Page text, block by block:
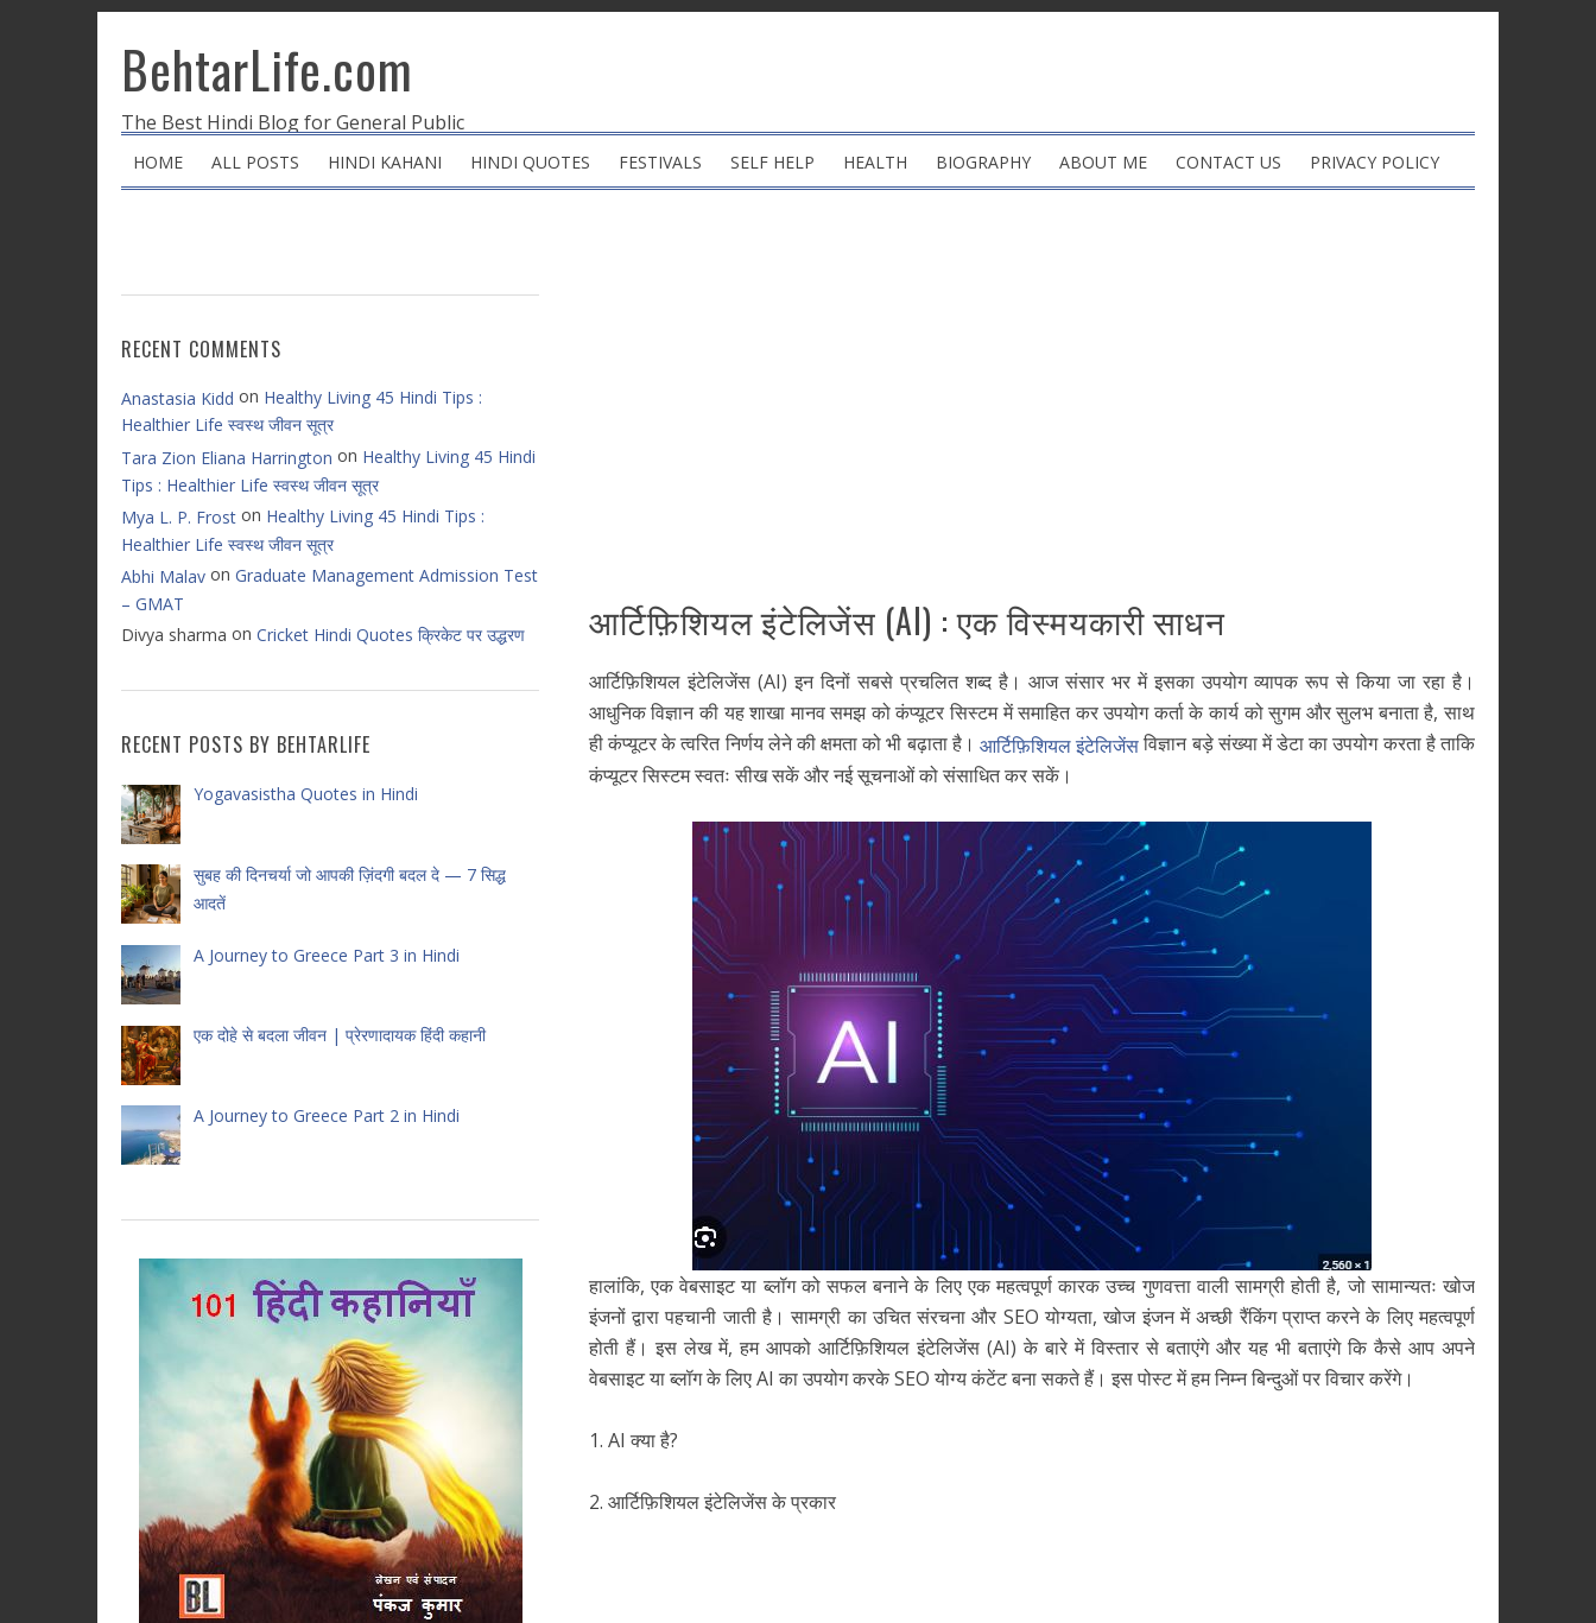
BehtarLife.com
The Best Hindi Blog for General Public
HOME ALL POSTS HINDI KAHANI HINDI QUOTES FESTIVALS SELF HELP HEALTH BIOGRAPHY ABOUT ME CONTACT US PRIVACY POLICY
आर्टिफ़िशियल इंटेलिजेंस (AI) : एक विस्मयकारी साधन
आर्टिफ़िशियल इंटेलिजेंस (AI) इन दिनों सबसे प्रचलित शब्द है। आज संसार भर में इसका उपयोग व्यापक रूप से किया जा रहा है।
आधुनिक विज्ञान की यह शाखा मानव समझ को कंप्यूटर सिस्टम में समाहित कर उपयोग कर्ता के कार्य को सुगम और सुलभ बनाता है, साथ
ही कंप्यूटर के त्वरित निर्णय लेने की क्षमता को भी बढ़ाता है।आर्टिफ़िशियल इंटेलिजेंसविज्ञान बड़े संख्या में डेटा का उपयोग करता है ताकि
कंप्यूटर सिस्टम स्वतः सीख सकें और नई सूचनाओं को संसाधित कर सकें।
हालांकि, एक वेबसाइट या ब्लॉग को सफल बनाने के लिए एक महत्वपूर्ण कारक उच्च गुणवत्ता वाली सामग्री होती है, जो सामान्यतः खोज
इंजनों द्वारा पहचानी जाती है। सामग्री का उचित संरचना और SEO योग्यता, खोज इंजन में अच्छी रैंकिंग प्राप्त करने के लिए महत्वपूर्ण
होती हैं। इस लेख में, हम आपको आर्टिफ़िशियल इंटेलिजेंस (AI) के बारे में विस्तार से बताएंगे और यह भी बताएंगे कि कैसे आप अपने
वेबसाइट या ब्लॉग के लिए AI का उपयोग करके SEO योग्य कंटेंट बना सकते हैं। इस पोस्ट में हम निम्न बिन्दुओं पर विचार करेंगे।
1. AI क्या है?
2. आर्टिफ़िशियल इंटेलिजेंस के प्रकार
RECENT COMMENTS
Anastasia Kidd on Healthy Living 45 Hindi Tips :
Healthier Life स्वस्थ जीवन सूत्र
Tara Zion Eliana Harrington on Healthy Living 45 Hindi
Tips : Healthier Life स्वस्थ जीवन सूत्र
Mya L. P. Frost on Healthy Living 45 Hindi Tips :
Healthier Life स्वस्थ जीवन सूत्र
Abhi Malav on Graduate Management Admission Test
– GMAT
Divya sharma on Cricket Hindi Quotes क्रिकेट पर उद्धरण
RECENT POSTS BY BEHTARLIFE
Yogavasistha Quotes in Hindi
सुबह की दिनचर्या जो आपकी ज़िंदगी बदल दे — 7 सिद्ध
आदतें
A Journey to Greece Part 3 in Hindi
एक दोहे से बदला जीवन | प्रेरणादायक हिंदी कहानी
A Journey to Greece Part 2 in Hindi